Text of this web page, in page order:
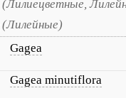
(Лилиецветные,
(Лилейные)
Gagea
Gagea minutiflora